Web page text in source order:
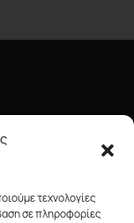
τεχνολογίες
σε πληροφορίες